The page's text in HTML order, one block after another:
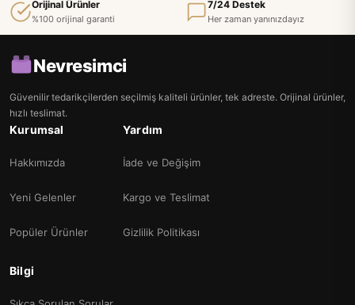
Orijinal Ürünler
%100 orijinal garanti
7/24 Destek
Her zaman yanınızdayız
Nevresimci
Güvenilir tedarikçilerden seçilmiş kaliteli ürünler, tek adreste. Orijinal ürünler,
hızlı teslimat.
Kurumsal
Hakkımızda
Yeni Gelenler
Popüler Ürünler
Yardım
İade ve Değişim
Kargo ve Teslimat
Gizlilik Politikası
Bilgi